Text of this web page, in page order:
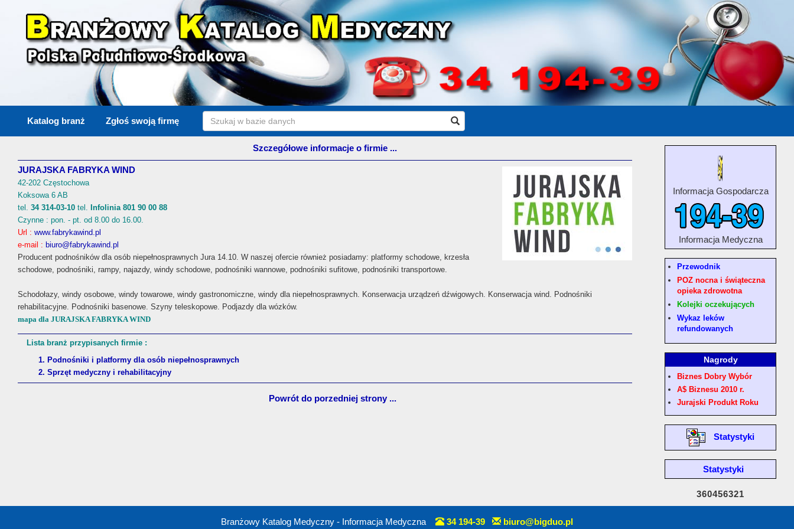
Katalog branż Zgłoś swoją firmę
Szczegółowe informacje o firmie ...
JURAJSKA FABRYKA WIND
42-202 Częstochowa
Koksowa 6 AB
tel. 34 314-03-10 tel. Infolinia 801 90 00 88
Czynne : pon. - pt. od 8.00 do 16.00.
Url : www.fabrykawind.pl
e-mail : biuro@fabrykawind.pl
Producent podnośników dla osób niepełnosprawnych Jura 14.10. W naszej ofercie również posiadamy: platformy schodowe, krzesła
schodowe, podnośniki, rampy, najazdy, windy schodowe, podnośniki wannowe, podnośniki sufitowe, podnośniki transportowe.
Schodołazy, windy osobowe, windy towarowe, windy gastronomiczne, windy dla niepełnosprawnych. Konserwacja urządzeń dźwigowych. Konserwacja wind. Podnośniki
rehabilitacyjne. Podnośniki basenowe. Szyny teleskopowe. Podjazdy dla wózków.
mapa dla JURAJSKA FABRYKA WIND
Lista branż przypisanych firmie :
1. Podnośniki i platformy dla osób niepełnosprawnych
2. Sprzęt medyczny i rehabilitacyjny
Powrót do porzedniej strony ...
Informacja Gospodarcza
Informacja Medyczna
Przewodnik
POZ nocna i świąteczna
opieka zdrowotna
Kolejki oczekujących
Wykaz leków
refundowanych
Nagrody
Biznes Dobry Wybór
A$ Biznesu 2010 r.
Jurajski Produkt Roku
Statystyki
Statystyki
360456321
Branżowy Katalog Medyczny - Informacja Medyczna 34 194-39 biuro@bigduo.pl